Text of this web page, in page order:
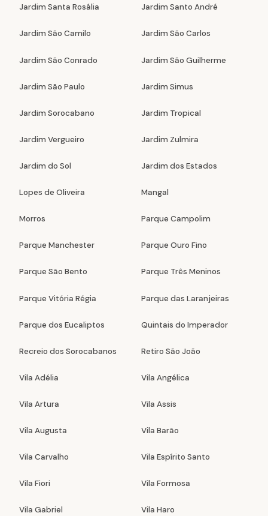
Jardim Santa Rosália Jardim Santo André
Jardim São Camilo Jardim São Carlos
Jardim São Conrado Jardim São Guilherme
Jardim São Paulo Jardim Simus
Jardim Sorocabano Jardim Tropical
Jardim Vergueiro Jardim Zulmira
Jardim do Sol Jardim dos Estados
Lopes de Oliveira Mangal
Morros Parque Campolim
Parque Manchester Parque Ouro Fino
Parque São Bento Parque Três Meninos
Parque Vitória Régia Parque das Laranjeiras
Parque dos Eucaliptos Quintais do Imperador
Recreio dos Sorocabanos Retiro São João
Vila Adélia Vila Angélica
Vila Artura Vila Assis
Vila Augusta Vila Barão
Vila Carvalho Vila Espírito Santo
Vila Fiori Vila Formosa
Vila Gabriel Vila Haro